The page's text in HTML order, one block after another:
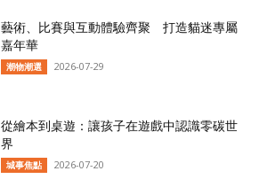
藝術、比賽與互動體驗齊聚 打造貓迷專屬
嘉年華
潮物潮選 2026-07-29
從繪本到桌遊：讓孩子在遊戲中認識零碳世
界
城事焦點 2026-07-20